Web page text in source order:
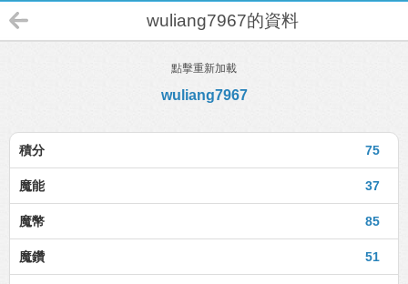
wuliang7967的資料
點擊重新加載
wuliang7967
75
積分
37
魔能
85
魔幣
51
魔鑽